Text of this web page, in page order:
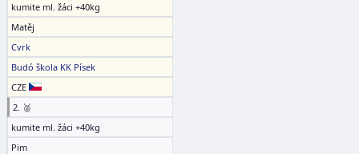
kumite ml. žáci +40kg
Matěj
Cvrk
Budó škola KK Písek
CZE
2. 🥈
kumite ml. žáci +40kg
Pim